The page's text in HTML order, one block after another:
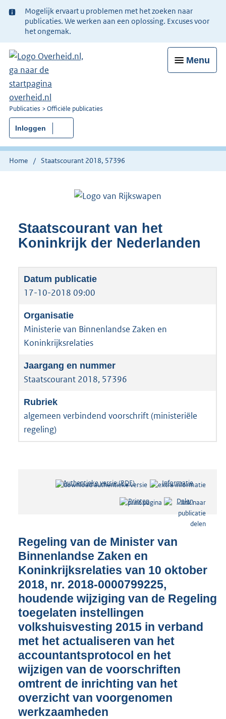
Ter
informatie:
Mogelijk ervaart u problemen met het zoeken naar
publicaties. We werken aan een oplossing. Excuses voor
het ongemak.
Menu
U
bent
nu
hier:
Publicaties Officiële publicaties
Inloggen
Home Staatscourant 2018, 57396
Staatscourant van het
Koninkrijk der Nederlanden
17-10-2018 09:00
Ministerie van Binnenlandse Zaken en
Koninkrijksrelaties
Staatscourant 2018, 57396
algemeen verbindend voorschrift (ministeriële
regeling)
Authentieke versie (PDF)b
s
d
s
g
r
o
o
t
t
e
:
7
5
M
b
Informatie
Printen Delen
Regeling van de Minister van
Binnenlandse Zaken en
Koninkrijksrelaties van 10 oktober
2018, nr. 2018-0000799225,
houdende wijziging van de Regeling
toegelaten instellingen
volkshuisvesting 2015 in verband
met het actualiseren van het
accountantsprotocol en het
wijzigen van de voorschriften
omtrent de inrichting van het
overzicht van voorgenomen
werkzaamheden